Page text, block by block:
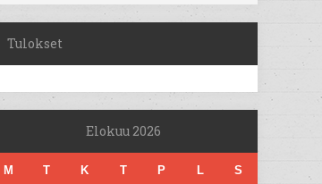
Tulokset
Elokuu 2026
M T K T P L S